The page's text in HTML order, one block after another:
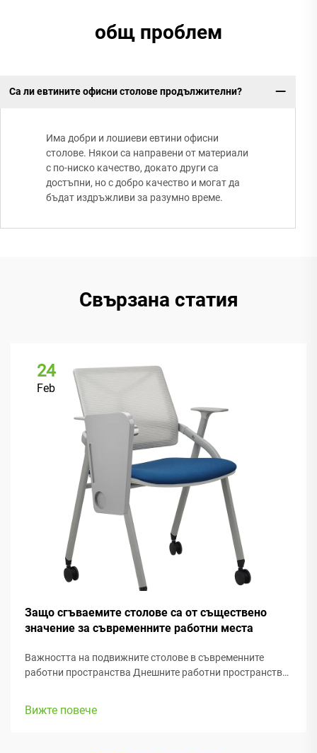
общ проблем
Са ли евтините офисни столове продължителни?
Има добри и лошиеви евтини офисни
столове. Някои са направени от материали
с по-ниско качество, докато други са
достъпни, но с добро качество и могат да
бъдат издръжливи за разумно време.
Свързана статия
24
Feb
Защо сгъваемите столове са от съществено
значение за съвременните работни места
Важността на подвижните столове в съвременните
работни пространства Днешните работни пространства
преместването на нещата, когато трябва да се премине
Вижте повече